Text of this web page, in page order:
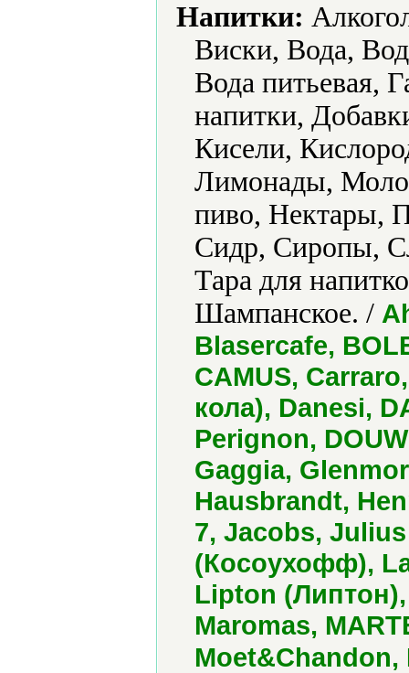
Напитки:
Виски, Вода,
Вода питьевая,
напитки,
Кисели,
Лимонады,
пиво, Нектары,
Сидр, Сиропы,
Тара для
Шампанское. /
Blasercafe,
CAMUS,
кола), Danesi,
Perignon,
Gaggia,
Hausbrandt,
7, Jacobs,
(Косоухофф),
Lipton
Maromas,
Moet&Chandon,